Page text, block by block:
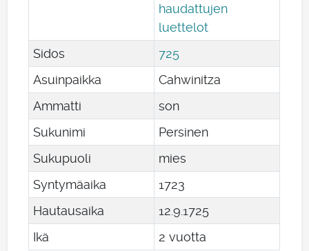
haudattujen
luettelot
Sidos
725
Asuinpaikka
Cahwinitza
Ammatti
son
Sukunimi
Persinen
Sukupuoli
mies
Syntymäaika
1723
Hautausaika
1291725
Ikä
2 vuotta